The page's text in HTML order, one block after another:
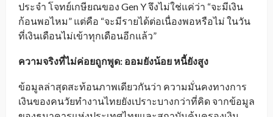
ประจำ โจทย์เกษียณของ Gen Y จึงไม่ใช่แค่ว่า “จะมีเงิน
ก้อนพอไหม” แต่คือ “จะมีรายได้ต่อเนื่องพอหรือไม่ ในวัน
ที่เงินเดือนไม่เข้าทุกเดือนอีกแล้ว”
ความจริงที่ไม่ค่อยถูกพูด: ออมยังน้อย หนี้ยังสูง
ข้อมูลล่าสุดสะท้อนภาพเดียวกันว่า ความมั่นคงทางการ
เงินของคนวัยทำงานไทยยังเปราะบางกว่าที่คิด จากข้อมูล